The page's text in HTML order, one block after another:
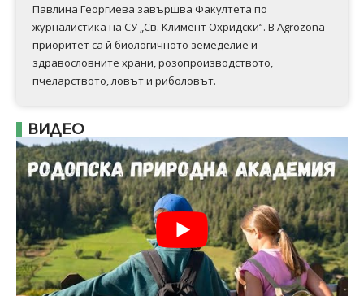
Павлина Георгиева завършва Факултета по
журналистика на СУ „Св. Климент Охридски“. В Аgrozona
приоритет са й биологичното земеделие и
здравословните храни, розопроизводството,
пчеларството, ловът и риболовът.
ВИДЕО